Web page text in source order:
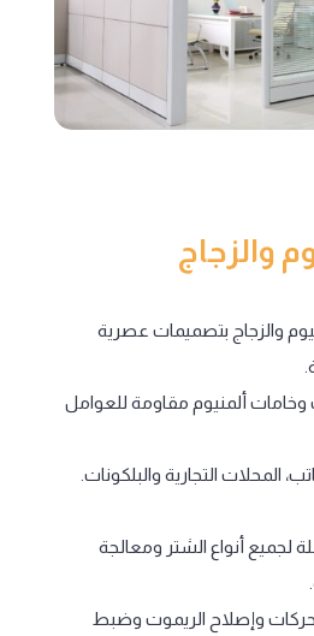
والزجاج
والزجاج بتصميمات عصرية
ألمنيوم مقاومة للعوامل
المحلات التجارية والبلكونات.
لجميع أنواع الشتر ومعالجة
وإصلاح الريموت وضبط